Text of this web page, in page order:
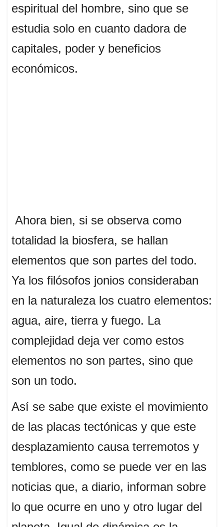
espiritual del hombre, sino que se
estudia solo en cuanto dadora de
capitales, poder y beneficios
económicos.
Ahora bien, si se observa como
totalidad la biosfera, se hallan
elementos que son partes del todo.
Ya los filósofos jonios consideraban
en la naturaleza los cuatro elementos:
agua, aire, tierra y fuego. La
complejidad deja ver como estos
elementos no son partes, sino que
son un todo.
Así se sabe que existe el movimiento
de las placas tectónicas y que este
desplazamiento causa terremotos y
temblores, como se puede ver en las
noticias que, a diario, informan sobre
lo que ocurre en uno y otro lugar del